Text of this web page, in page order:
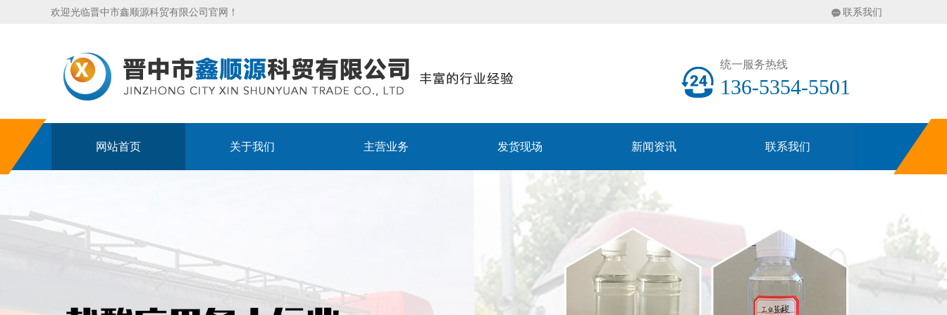
欢迎光临晋中市鑫顺源科贸有限公司官网！ 联系我们
统一服务热线
136-5354-5501
网站首页 关于我们 主营业务 发货现场 新闻资讯 联系我们